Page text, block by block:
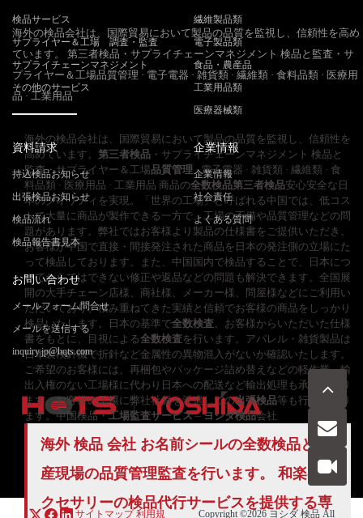
海外の検品会社は、国際貿易において製品の品質を監視し、信頼性を高め
ています。 第三者検品・サプライチェーンマネジメント 検品と監査・サ
プライヤー＆工場品質管理 · 電子電器 · 雑貨類 · 繊維類 · 食料品類 · 医療用
品 · 工業用品
海外の検品会社は、国際貿易において製品の品質を監視し、信頼性を
高めています。 第三者検品 ・サプライチェーンマネジメント 検品と
監査・サプライヤー＆工場品質管理 · 電子電器 · 雑貨類 · 繊維類 · 食
料品類 · 医療用品 · 工業用品 商品の全数検品第三者検品安心安全な日
本のクオリティを実現。「世界の工場」と呼ばれる中国では、低コス
トで大量に商品が製作できる一方で、工場の不備や品質管理などの問
題があります。弊社ではお客様より製品の仕様書をご提供いただき、
お客様が中国で直接・間接発注された商品を日本の発注側の立場にた
って検品しております。また、中国国内で検品することで、日本につ
いてからではできない修正や返品などの問題も解決できます。全国展
開の大手チェーン店様、商社様、メーカー様、問屋様などにご利用い
ただいており、積み重ねてきた実績と信頼でお客様の商品をしっかり
検品いたします。日本の基準で全数検査 。お客様からいただいた仕様
書をもとに、目視による全数検査を行います。アパレル・雑貨製品は
日本製検針機で折針など金属性の異物混入がないか確認いたします。
ご希望のお客様には、再梱包やパッケージ詰め替えなどの軽作業、輸
出入権のない工場様に代わり日本への配送など輸出処理も承っており
ます。お客様の工場に弊社社員を派遣しての出張検品等も行っており
ます。中国検品・工場監査サービス–ヨシダ検品会社
海外 検品 会社 お名前シールの全数検品と生
産現場の品質管理監査を行います。 和楽器ア
クセサリーの検品代行サービスを提供する専
検品サービス
サプライヤー＆工場 調査・監査
サプライチェーンマネジメント
その他のサービス
繊維製品類
電子製品類
食品・農産品
工業用品類
医療器械類
資料請求
持込検品お知らせ
出張検品お知らせ
検品流れ
検品報告書見本
企業情報
企業情報
社会責任
よくある質問
お問い合わせ
メールフォーム問合せ
メールを送信する
inquiry.jp@hqts.com
お電話でのお問い合わせ
050-5840-2657
サイトマップ 利用規 Copyright ©2026 ヨシダ 検品 All